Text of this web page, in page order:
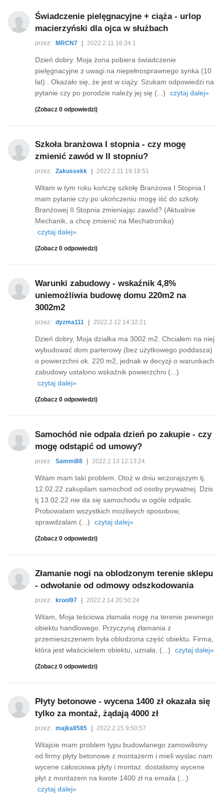
Świadczenie pielęgnacyjne + ciąża - urlop
macierzyński dla ojca w służbach
przez: MRCN7 2022.2.11 16:34:1
Dzień dobry. Moja żona pobiera świadczenie
pielęgnacyjne z uwagi na niepełnosprawnego synka (10
lat) . Okazało się, że jest w ciąży. Szukam odpowiedzi na
pytanie czy po porodzie należy jej się (...)
czytaj dalej»
(Zobacz 0 odpowiedzi)
Szkoła branżowa I stopnia - czy mogę
zmienić zawód w II stopniu?
przez: Zakussekk 2022.2.11 19:18:51
Witam w tym roku kończę szkołę Branżowa I Stopnia I
mam pytanie czy po ukończeniu mogę iść do szkoły
Branżowej II Stopnia zmieniając zawód? (Aktualnie
Mechanik, a chcę zmienić na Mechatronika)
czytaj dalej»
(Zobacz 0 odpowiedzi)
Warunki zabudowy - wskaźnik 4,8%
uniemożliwia budowę domu 220m2 na
3002m2
przez: dyzma111 2022.2.12 14:32:21
Dzień dobry, Moja działka ma 3002 m2. Chciałem na niej
wybudować dom parterowy (bez użytkowego poddasza)
o powierzchni ok. 220 m2, jednak w decyzji o warunkach
zabudowy ustalono wskaźnik powierzchni (...)
czytaj dalej»
(Zobacz 0 odpowiedzi)
Samochód nie odpala dzień po zakupie - czy
mogę odstąpić od umowy?
przez: Sammi88 2022.2.13 12:13:24
Witam mam taki problem. Otoż w dniu wczorajszym tj.
12.02.22 zakupilam samochod od osoby prywatnej. Dzis
tj 13.02.22 nie da się samochodu w ogóle odpalic.
Probowalam wszystkich mozliwych sposobow,
sprawdzalam (...)
czytaj dalej»
(Zobacz 0 odpowiedzi)
Złamanie nogi na oblodzonym terenie sklepu
- odwołanie od odmowy odszkodowania
przez: krool97 2022.2.14 20:50:24
Witam, Moja teściowa złamała nogę na terenie pewnego
obiektu handlowego. Przyczyną złamania z
przemieszczeniem była oblodzona część obiektu. Firma,
która jest właścicielem obiektu, uznała, (...)
czytaj dalej»
(Zobacz 0 odpowiedzi)
Płyty betonowe - wycena 1400 zł okazała się
tylko za montaż, żądają 4000 zł
przez: majka8585 2022.2.15 9:50:57
Witajcie mam problem typu budowlanego zamowilismy
od firmy płyty betonowe z montazerm i mieli wyslac nam
wycene całosciowa płyty i montaz. dostalismy wycene
płyt z montazem na kwote 1400 zł na emaila (...)
czytaj dalej»